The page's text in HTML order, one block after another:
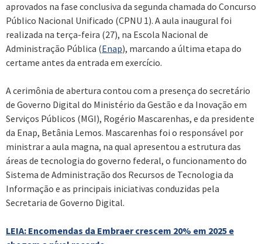
aprovados na fase conclusiva da segunda chamada do Concurso
Público Nacional Unificado (CPNU 1). A aula inaugural foi
realizada na terça-feira (27), na Escola Nacional de
Administração Pública (Enap), marcando a última etapa do
certame antes da entrada em exercício.
A cerimônia de abertura contou com a presença do secretário
de Governo Digital do Ministério da Gestão e da Inovação em
Serviços Públicos (MGI), Rogério Mascarenhas, e da presidente
da Enap, Betânia Lemos. Mascarenhas foi o responsável por
ministrar a aula magna, na qual apresentou a estrutura das
áreas de tecnologia do governo federal, o funcionamento do
Sistema de Administração dos Recursos de Tecnologia da
Informação e as principais iniciativas conduzidas pela
Secretaria de Governo Digital.
LEIA: Encomendas da Embraer crescem 20% em 2025 e